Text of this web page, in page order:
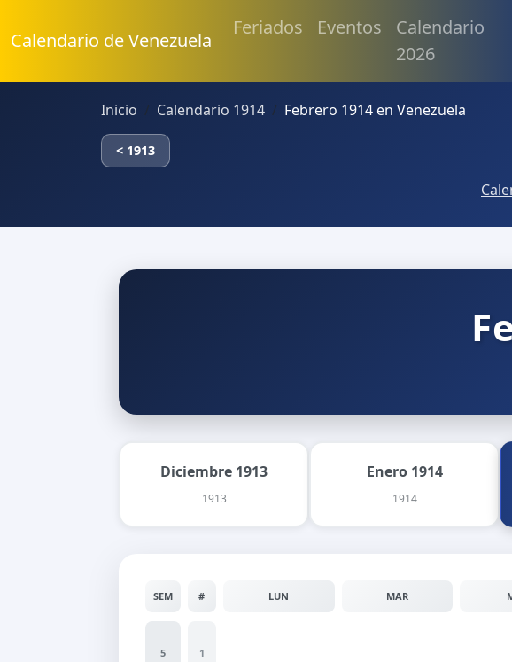
Calendario de Venezuela
Feriados Eventos
Calendario
2026
Inicio Calendario 1914 Febrero 1914 en Venezuela
< 1913
Diciembre 1913
1913
Enero 1914
1914
SEM # LUN MAR
5 1